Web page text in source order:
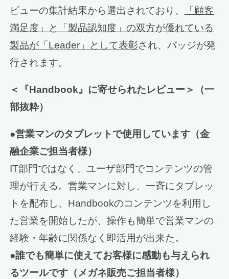
ビューの集計結果から選出されており、
「顧客
満足度」と「製品認知度」の双方が優れている
製品が「Leader」として表彰され、バッジが発
行されます。
＜『Handbook』に寄せられたレビュー＞（一
部抜粋）
●営業マンのタブレットで使用しています（金
融企業ご担当者様）
IT部門ではなく、ユーザ部門でコンテンツの管
理が行える。営業マンに対し、一斉にタブレッ
トを配布し、Handbookのコンテンツを利用し
た営業を開始したが、操作も簡単で営業マンの
経験・年齢に関係なく即活用が出来た。
●誰でも簡単に使えてお客様に感動も与えられ
るツールです（メガネ販売ご担当者様）